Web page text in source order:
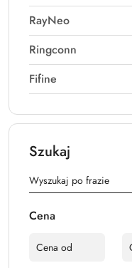
RayNeo
Ringconn
Fifine
Szukaj
Cena